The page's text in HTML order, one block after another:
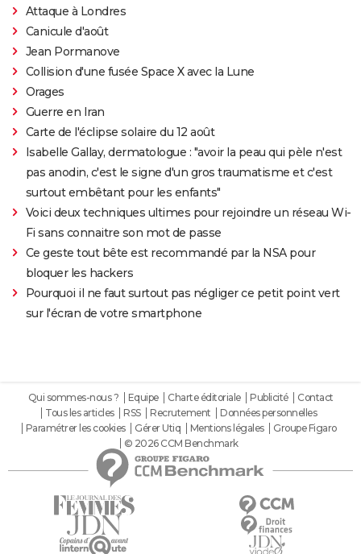
Attaque à Londres
Canicule d'août
Jean Pormanove
Collision d'une fusée Space X avec la Lune
Orages
Guerre en Iran
Carte de l'éclipse solaire du 12 août
Isabelle Gallay, dermatologue : "avoir la peau qui pèle n'est
pas anodin, c'est le signe d'un gros traumatisme et c'est
surtout embêtant pour les enfants"
Voici deux techniques ultimes pour rejoindre un réseau Wi-
Fi sans connaitre son mot de passe
Ce geste tout bête est recommandé par la NSA pour
bloquer les hackers
Pourquoi il ne faut surtout pas négliger ce petit point vert
sur l'écran de votre smartphone
Qui sommes-nous ? Equipe Charte éditoriale Publicité
Contact
Tous les articles
RSS Recrutement
Données personnelles
Paramétrer les cookies
Gérer Utiq Mentions légales
Groupe Figaro
© 2026 CCM Benchmark